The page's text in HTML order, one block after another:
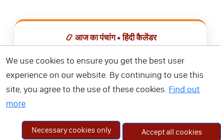
📿 आज का पंचांग • हिंदी कैलेंडर
📅 हिंदी कैलेंडर ऐप डाउनलोड करें
We use cookies to ensure you get the best user
experience on our website. By continuing to use this
site, you agree to the use of these cookies. Find out
more
Necessary cookies only Accept all cookies